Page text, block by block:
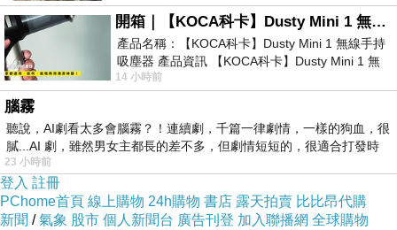
開箱｜【KOCA科卡】Dusty Mini 1 無線手持吸塵器
產品名稱：【KOCA科卡】Dusty Mini 1 無線手持
吸塵器 產品資訊 【KOCA科卡】Dusty Mini 1 無
線手持吸塵器評語： 能吸、能吹兼具兩
14 小時前
腦霧
聽說，AI劇看太多會腦霧？！連續劇，千篇一律劇情，一樣的狗血，很
膩...AI 劇，雖然男女主都長的差不多，但劇情短短的，很適合打發時
23 小時前
登入 註冊
PChome首頁 線上購物 24h購物 書店 露天拍賣 比比昂代購
新聞 /氣象 股市 個人新聞台 廣告刊登 加入聯播網 全球購物